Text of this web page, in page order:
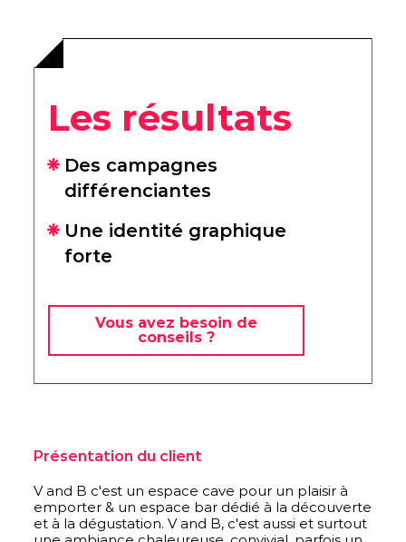
Les résultats
Des campagnes
différenciantes
Une identité graphique
forte
Vous avez besoin de
conseils ?
Présentation du client
V and B c'est un espace cave pour un plaisir à
emporter & un espace bar dédié à la découverte
et à la dégustation. V and B, c'est aussi et surtout